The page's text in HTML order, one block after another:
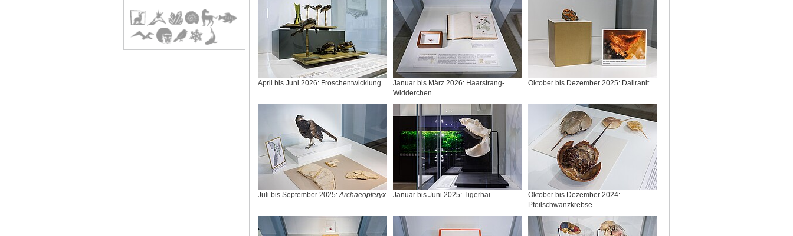
April bis Juni 2026: Froschentwicklung
Januar bis März 2026: Haarstrang-
Widderchen
Oktober bis Dezember 2025: Daliranit
Juli bis September 2025: Archaeopteryx Januar bis Juni 2025: Tigerhai
Oktober bis Dezember 2024:
Pfeilschwanzkrebse